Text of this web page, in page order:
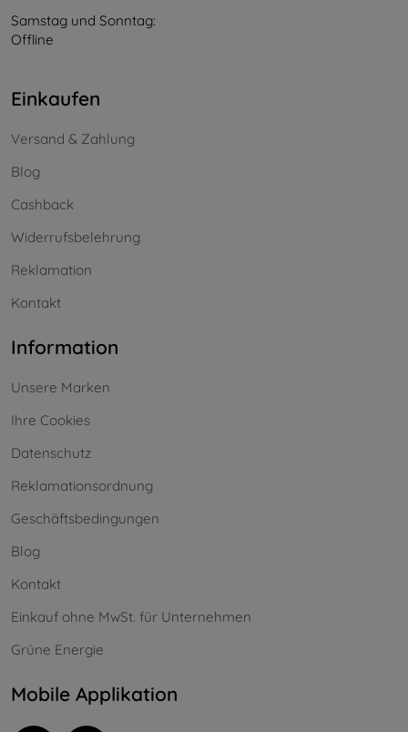
Samstag und Sonntag:
Offline
Einkaufen
Versand & Zahlung
Blog
Cashback
Widerrufsbelehrung
Reklamation
Kontakt
Information
Unsere Marken
Ihre Cookies
Datenschutz
Reklamationsordnung
Geschäftsbedingungen
Blog
Kontakt
Einkauf ohne MwSt. für Unternehmen
Grüne Energie
Mobile Applikation